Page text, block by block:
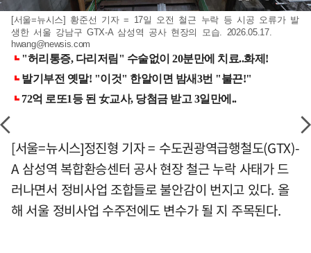
[서울=뉴시스] 황준선 기자 = 17일 오전 철근 누락 등 시공 오류가 발
생한 서울 강남구 GTX-A 삼성역 공사 현장의 모습. 2026.05.17.
hwang@newsis.com
[서울=뉴시스]정진형 기자 = 수도권광역급행철도(GTX)-
A 삼성역 복합환승센터 공사 현장 철근 누락 사태가 드
러나면서 정비사업 조합들로 불안감이 번지고 있다. 올
해 서울 정비사업 수주전에도 변수가 될 지 주목된다.